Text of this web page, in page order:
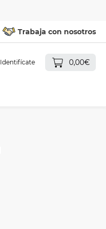
Trabaja con nosotros
Identifícate 0,00€